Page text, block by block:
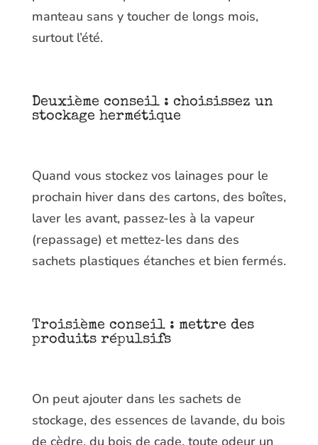
manteau sans y toucher de longs mois,
surtout l’été.
Deuxième conseil : choisissez un
stockage hermétique
Quand vous stockez vos lainages pour le
prochain hiver dans des cartons, des boîtes,
laver les avant, passez-les à la vapeur
(repassage) et mettez-les dans des
sachets plastiques étanches et bien fermés.
Troisième conseil : mettre des
produits répulsifs
On peut ajouter dans les sachets de
stockage, des essences de lavande, du bois